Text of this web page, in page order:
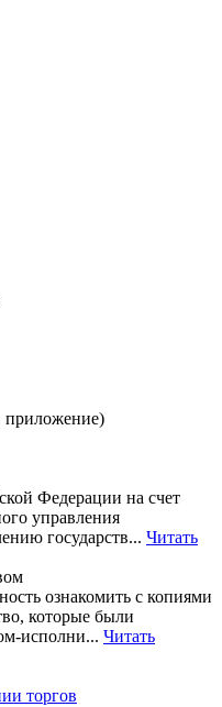
приложение)
Федерации на счет
управления
государств... Читать
ознакомить с копиями
которые были
исполни... Читать
торгов